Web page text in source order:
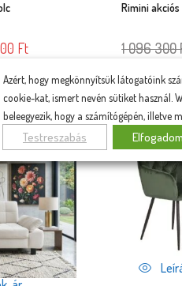
Ft
Rimini
1 096 300
Rögtön a
Azért, hogy megkönnyítsük látogatóink
cookie-kat, ismert nevén sütiket használ.
beleegyezik, hogy a számítógépén, illetve
Testreszabás Elfogadom